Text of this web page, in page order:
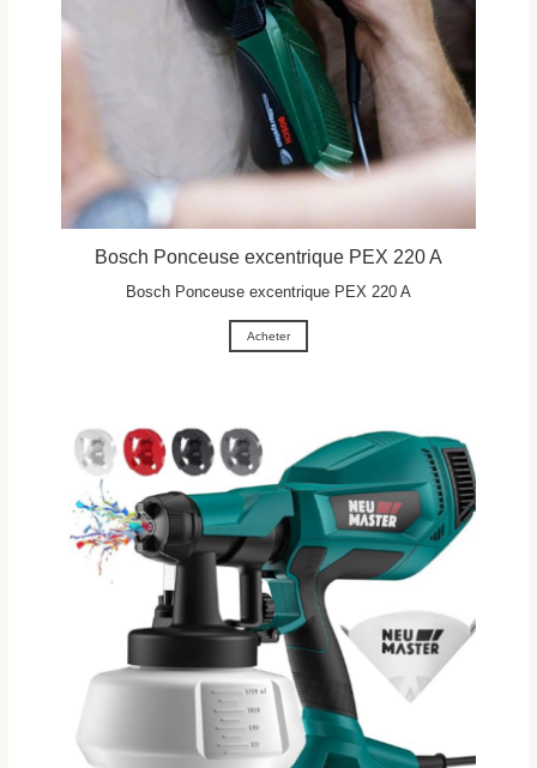
Bosch Ponceuse excentrique PEX 220 A
Bosch Ponceuse excentrique PEX 220 A
Acheter